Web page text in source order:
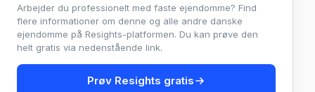
Arbejder du professionelt med faste ejendomme? Find
flere informationer om denne og alle andre danske
ejendomme på Resights-platformen. Du kan prøve den
helt gratis via nedenstående link.
Prøv Resights gratis